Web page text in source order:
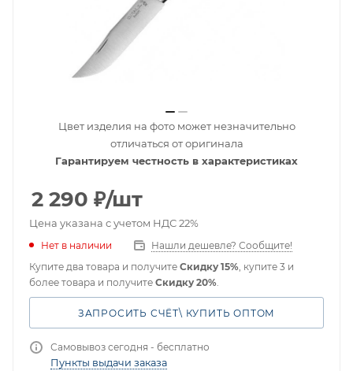
Цвет изделия на фото может незначительно
отличаться от оригинала
Гарантируем честность в характеристиках
2 290 ₽/шт
Цена указана с учетом НДС 22%
Нет в наличии
Нашли дешевле? Сообщите!
Купите два товара и получите Скидку 15%, купите 3 и
более товара и получите Скидку 20%.
ЗАПРОСИТЬ СЧЁТ\ КУПИТЬ ОПТОМ
Самовывоз сегодня - бесплатно
Пункты выдачи заказа